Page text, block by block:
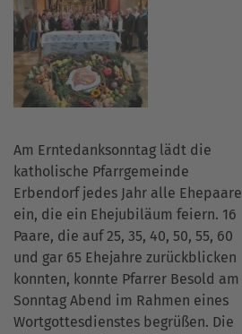
Am Erntedanksonntag lädt die
katholische Pfarrgemeinde
Erbendorf jedes Jahr alle Ehepaare
ein, die ein Ehejubiläum feiern. 16
Paare, die auf 25, 35, 40, 50, 55, 60
und gar 65 Ehejahre zurückblicken
konnten, konnte Pfarrer Besold am
Sonntag Abend im Rahmen eines
Wortgottesdienstes begrüßen. Die